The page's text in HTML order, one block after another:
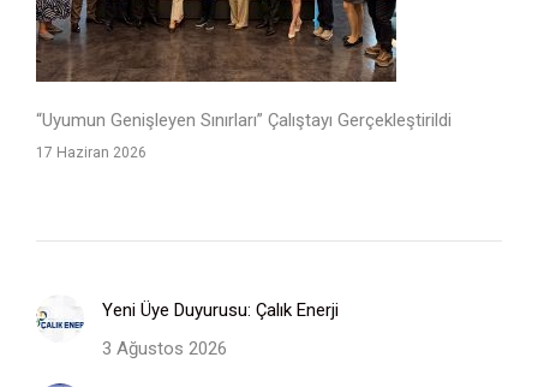
“Uyumun Genişleyen Sınırları” Çalıştayı Gerçekleştirildi
17 Haziran 2026
Yeni Üye Duyurusu: Çalık Enerji
3 Ağustos 2026